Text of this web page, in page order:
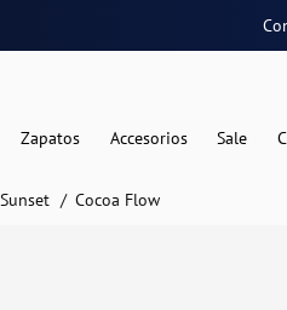
Zapatos Accesorios Sale
Sunset Cocoa Flow